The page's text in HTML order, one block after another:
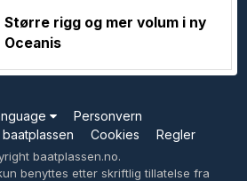
Større rigg og mer volum i ny
Oceanis
Personvern
Cookies Regler
baatplassen.no.
benyttes etter skriftlig tillatelse fra